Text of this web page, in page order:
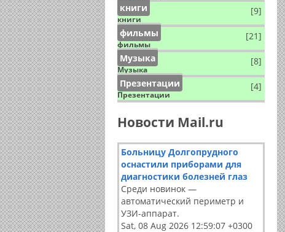
книги [9]
книги
фильмы [21]
фильмы
Музыка [8]
Музыка
Презентации [4]
Презентации
Новости Mail.ru
Больницу Долгопрудного
оснастили приборами для
диагностики болезней глаз
Среди новинок —
автоматический периметр и
УЗИ-аппарат.
Sat, 08 Aug 2026 12:59:07 +0300